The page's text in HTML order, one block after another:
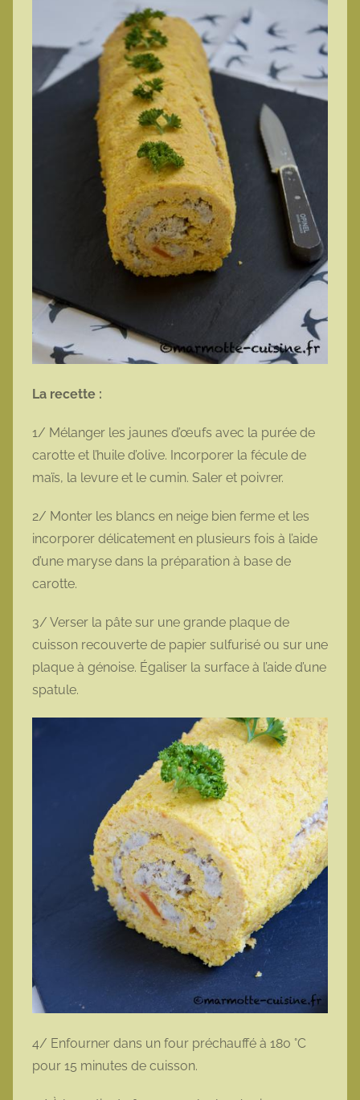
La recette :
1/ Mélanger les jaunes d’œufs avec la purée de
carotte et l’huile d’olive. Incorporer la fécule de
maïs, la levure et le cumin. Saler et poivrer.
2/ Monter les blancs en neige bien ferme et les
incorporer délicatement en plusieurs fois à l’aide
d’une maryse dans la préparation à base de
carotte.
3/ Verser la pâte sur une grande plaque de
cuisson recouverte de papier sulfurisé ou sur une
plaque à génoise. Égaliser la surface à l’aide d’une
spatule.
4/ Enfourner dans un four préchauffé à 180 °C
pour 15 minutes de cuisson.